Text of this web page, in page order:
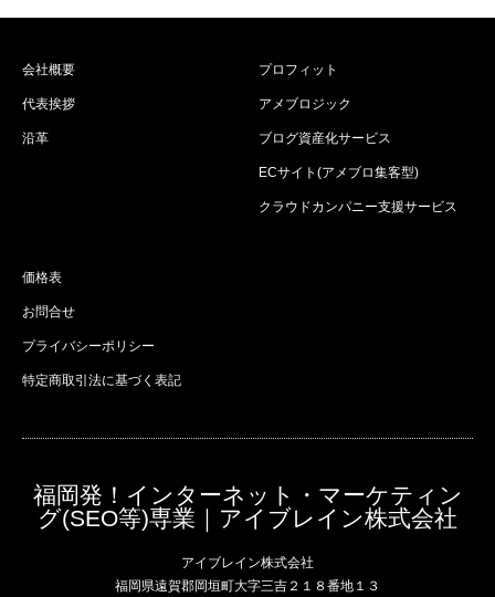
会社概要
代表挨拶
沿革
プロフィット
アメブロジック
ブログ資産化サービス
ECサイト(アメブロ集客型)
クラウドカンパニー支援サービス
価格表
お問合せ
プライバシーポリシー
特定商取引法に基づく表記
福岡発！インターネット・マーケティン
グ(SEO等)専業｜アイブレイン株式会社
アイブレイン株式会社
福岡県遠賀郡岡垣町大字三吉２１８番地１３